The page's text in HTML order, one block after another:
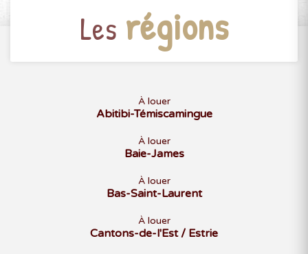
Les régions
À louer
Abitibi-Témiscamingue
À louer
Baie-James
À louer
Bas-Saint-Laurent
À louer
Cantons-de-l'Est / Estrie